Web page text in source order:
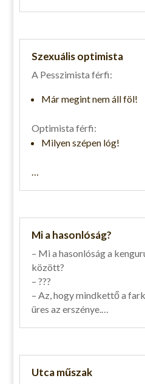
Szexuális optimista
A Pesszimista férfi:
Már megint nem áll föl!
Optimista férfi:
Milyen szépen lóg!
…
Mi a hasonlóság?
– Mi a hasonlóság a
között?
– ???
– Az, hogy mindkettő a
üres az erszénye.…
Utca műszak